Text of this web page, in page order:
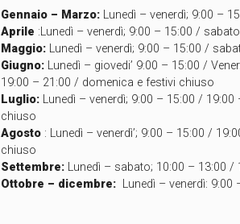
Gennaio – Marzo: Lunedì – venerdì; 9:00 –
Aprile :Lunedì – venerdì; 9:00 – 15:00 /
Maggio: Lunedì – venerdì; 9:00 – 15:00 /
Giugno: Lunedì – giovedi’ 9:00 – 15:00 /
19:00 – 21:00 / domenica e festivi chiuso
Luglio: Lunedì – venerdì; 9:00 – 15:00 /
chiuso
Agosto : Lunedì – venerdì’; 9:00 – 15:00 /
chiuso
Settembre: Lunedì – sabato; 10:00 – 13:00
Ottobre – dicembre: Lunedì – venerdì: